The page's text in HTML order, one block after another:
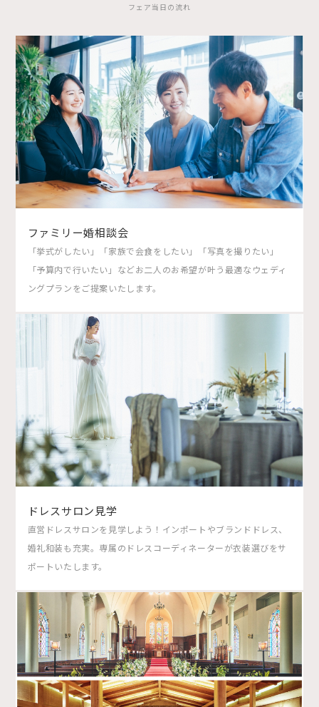
フェア当日の流れ
ファミリー婚相談会
「挙式がしたい」「家族で会食をしたい」「写真を撮りたい」
「予算内で行いたい」などお二人のお希望が叶う最適なウェディ
ングプランをご提案いたします。
ドレスサロン見学
直営ドレスサロンを見学しよう！インポートやブランドドレス、
婚礼和装も充実。専属のドレスコーディネーターが衣装選びをサ
ポートいたします。